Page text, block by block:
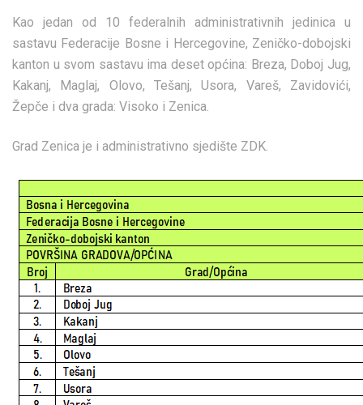
Kao jedan od 10 federalnih administrativnih jedinica u
sastavu Federacije Bosne i Hercegovine, Zeničko-dobojski
kanton u svom sastavu ima deset općina: Breza, Doboj Jug,
Kakanj, Maglaj, Olovo, Tešanj, Usora, Vareš, Zavidovići,
Žepče i dva grada: Visoko i Zenica.
Grad Zenica je i administrativno sjedište ZDK.